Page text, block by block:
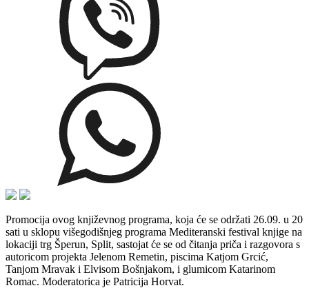
Promocija ovog književnog programa, koja će se održati 26.09. u 20
sati u sklopu višegodišnjeg programa Mediteranski festival knjige na
lokaciji trg Šperun, Split, sastojat će se od čitanja priča i razgovora s
autoricom projekta Jelenom Remetin, piscima Katjom Grcić,
Tanjom Mravak i Elvisom Bošnjakom, i glumicom Katarinom
Romac. Moderatorica je Patricija Horvat.